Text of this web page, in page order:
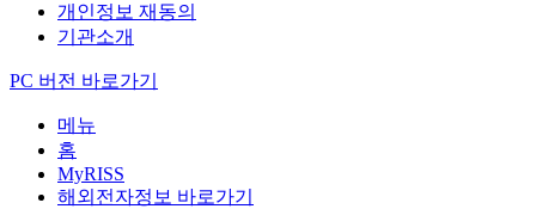
개인정보 재동의
기관소개
PC 버전 바로가기
메뉴
홈
MyRISS
해외전자정보 바로가기